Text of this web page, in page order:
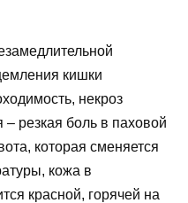
кишки
некроз
резкая боль в паховой
которая сменяется
кожа в
красной, горячей на